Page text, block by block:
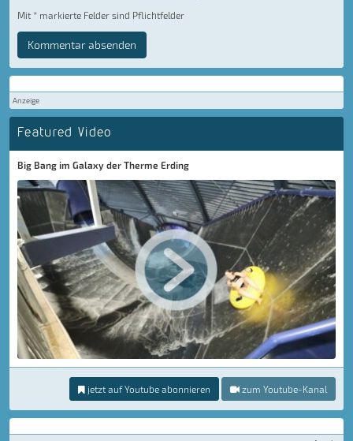
Mit * markierte Felder sind Pflichtfelder
Kommentar absenden
Anzeige
Featured Video
Big Bang im Galaxy der Therme Erding
jetzt auf Youtube abonnieren zum Youtube-Kanal